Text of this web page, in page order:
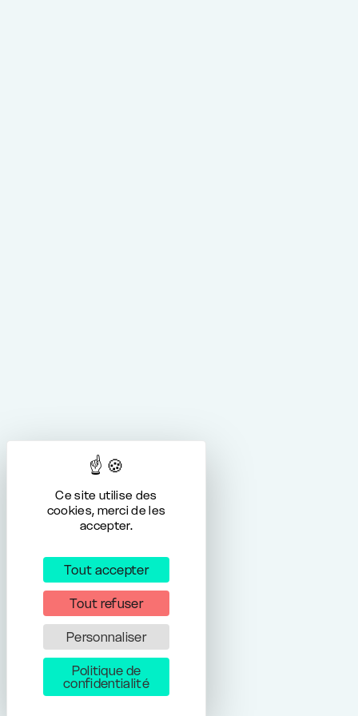
Ce site utilise des
cookies, merci de les
accepter.
Tout accepter
Tout refuser
Personnaliser
Politique de
confidentialité